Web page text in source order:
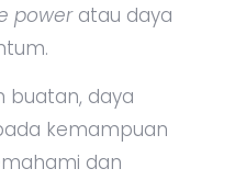
power atau daya
buatan, daya
kemampuan
dan